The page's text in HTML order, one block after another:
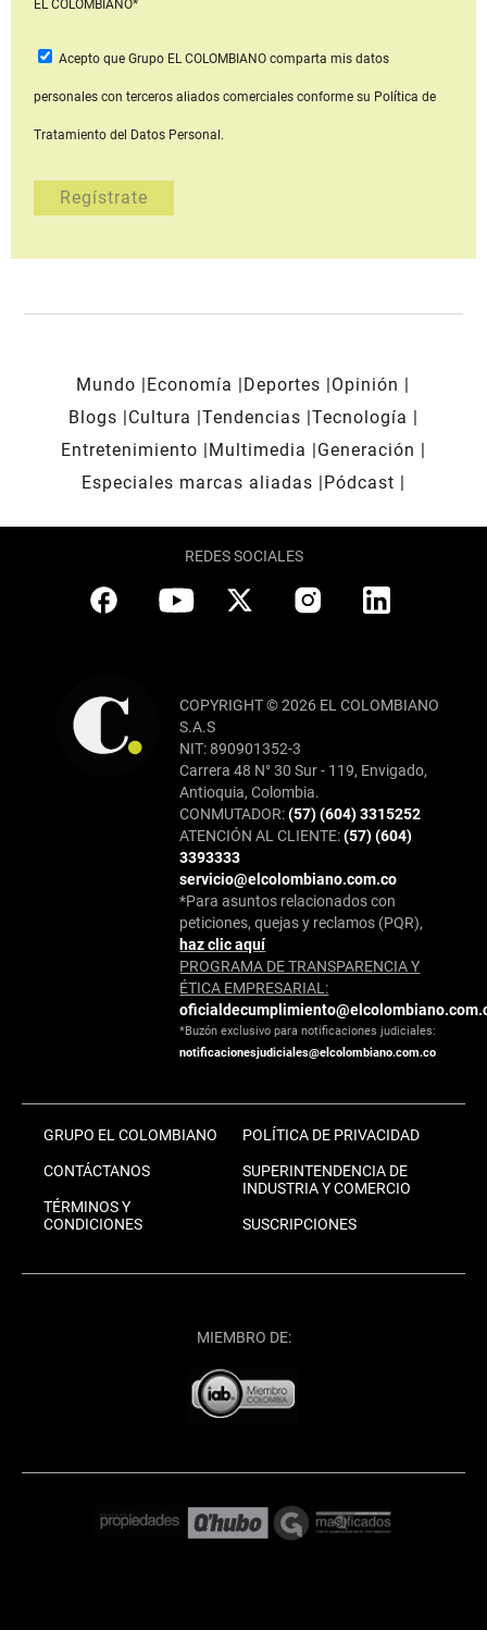
EL COLOMBIANO*
Acepto que Grupo EL COLOMBIANOcomparta mis datos
personales con terceros aliados comerciales conforme su Política de
Tratamiento del Datos Personal.
Mundo Economía Deportes
Opinión
Blogs
Cultura Tendencias Tecnología
Entretenimiento
Multimedia
Generación
Especiales marcas aliadas
Pódcast
REDES SOCIALES
COPYRIGHT © 2026 EL COLOMBIANO
S.A.S
NIT: 890901352-3
Carrera 48 N° 30 Sur - 119, Envigado,
Antioquia, Colombia.
CONMUTADOR:(57) (604) 3315252
ATENCIÓN AL CLIENTE:(57) (604)
3393333
servicio@elcolombiano.com.co
*Para asuntos relacionados con
peticiones, quejas y reclamos (PQR),
haz clic aquí
PROGRAMA DE TRANSPARENCIA Y
ÉTICA EMPRESARIAL:
*Buzón exclusivo para notificaciones judiciales:
notificacionesjudiciales@elcolombiano.com.co
GRUPO EL COLOMBIANO
CONTÁCTANOS
TÉRMINOS Y
CONDICIONES
POLÍTICA DE PRIVACIDAD
SUPERINTENDENCIA DE
INDUSTRIA Y COMERCIO
SUSCRIPCIONES
MIEMBRO DE: